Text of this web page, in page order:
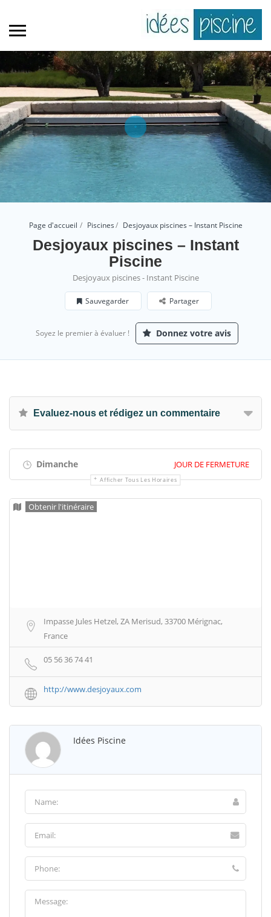
Page d'accueil Piscines Desjoyaux piscines – Instant Piscine
Desjoyaux piscines – Instant
Piscine
Desjoyaux piscines - Instant Piscine
Sauvegarder Partager
Soyez le premier à évaluer ! Donnez votre avis
Evaluez-nous et rédigez un commentaire
Dimanche JOUR DE FERMETURE
Afficher Tous Les Horaires
Obtenir l'itinéraire
Impasse Jules Hetzel, ZA Merisud, 33700 Mérignac,
France
05 56 36 74 41
http://www.desjoyaux.com
Idées Piscine